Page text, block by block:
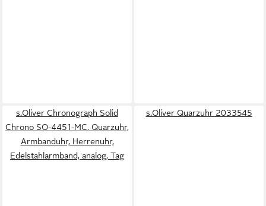
s.Oliver Chronograph Solid
Chrono SO-4451-MC, Quarzuhr,
Armbanduhr, Herrenuhr,
Edelstahlarmband, analog, Tag
s.Oliver Quarzuhr 2033545